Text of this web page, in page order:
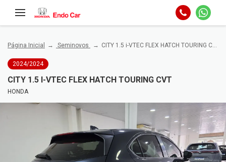
Página Inicial Seminovos CITY 1.5 i-VTEC FLEX HATCH TOURING CVT
2024/2024
CITY 1.5 I-VTEC FLEX HATCH TOURING CVT
HONDA